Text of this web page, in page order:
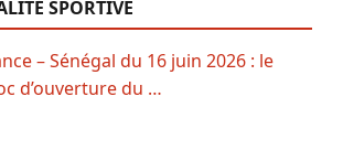
SPORTIVE
– Sénégal du 16 juin 2026 : le
d’ouverture du …